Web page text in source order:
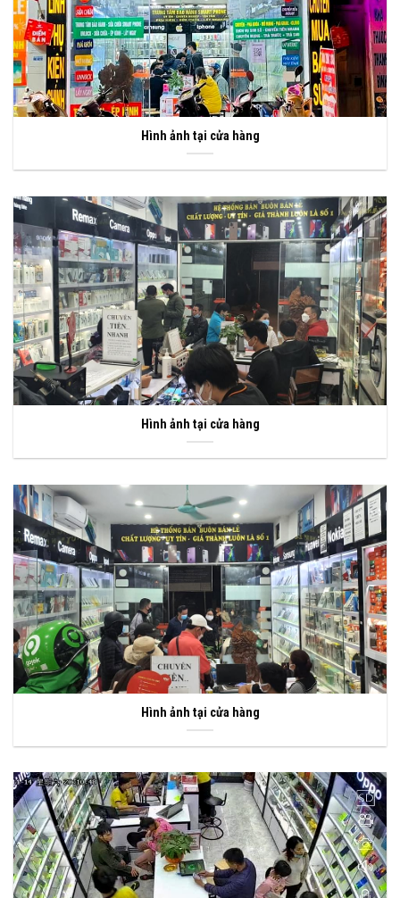
Hình ảnh tại cửa hàng
Hình ảnh tại cửa hàng
Hình ảnh tại cửa hàng